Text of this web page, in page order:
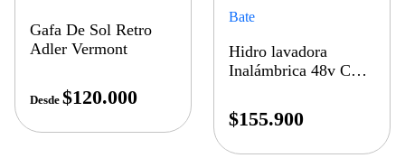
Gafa De Sol Retro
Adler Vermont
Desde $120.000
Hidro lavadora
Inalámbrica 48v Con
$155.900